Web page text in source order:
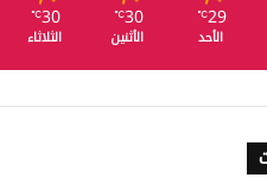
29
℃
الأحد
30
℃
الأثنين
30
℃
الثلاثاء